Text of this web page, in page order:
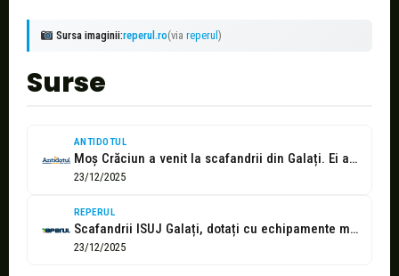
Sursa imaginii:reperul.ro(via reperul )
Surse
ANTIDOTUL
Moș Crăciun a venit la scafandrii din Galați. Ei au primit echipamente...
23/12/2025
REPERUL
Scafandrii ISUJ Galați, dotați cu echipamente moderne cu sprijinul Consiliului Județean Galați
23/12/2025